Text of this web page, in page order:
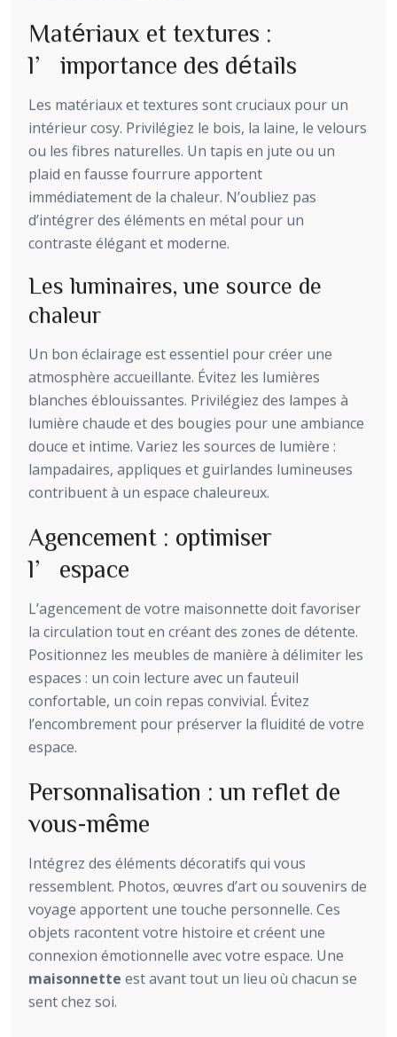
Matériaux et textures :
l’importance des détails
Les matériaux et textures sont cruciaux pour un
intérieur cosy. Privilégiez le bois, la laine, le velours
ou les fibres naturelles. Un tapis en jute ou un
plaid en fausse fourrure apportent
immédiatement de la chaleur. N’oubliez pas
d’intégrer des éléments en métal pour un
contraste élégant et moderne.
Les luminaires, une source de
chaleur
Un bon éclairage est essentiel pour créer une
atmosphère accueillante. Évitez les lumières
blanches éblouissantes. Privilégiez des lampes à
lumière chaude et des bougies pour une ambiance
douce et intime. Variez les sources de lumière :
lampadaires, appliques et guirlandes lumineuses
contribuent à un espace chaleureux.
Agencement : optimiser
l’espace
L’agencement de votre maisonnette doit favoriser
la circulation tout en créant des zones de détente.
Positionnez les meubles de manière à délimiter les
espaces : un coin lecture avec un fauteuil
confortable, un coin repas convivial. Évitez
l’encombrement pour préserver la fluidité de votre
espace.
Personnalisation : un reflet de
vous-même
Intégrez des éléments décoratifs qui vous
ressemblent. Photos, œuvres d’art ou souvenirs de
voyage apportent une touche personnelle. Ces
objets racontent votre histoire et créent une
connexion émotionnelle avec votre espace. Une
maisonnette est avant tout un lieu où chacun se
sent chez soi.